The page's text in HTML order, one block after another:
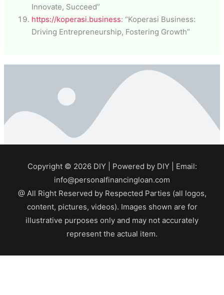
Innovate, Succeed”
https://koperasi.business: “Koperasi Business:
Driving Entrepreneurship, Fostering Growth”
Copyright © 2026 DIY| Powered by DIY| Email:
info@personalfinancingloan.com
@ All Right Reserved by Respected Parties (all logos,
content, pictures, videos). Images shown are for
illustrative purposes only and may not accurately
represent the actual item.